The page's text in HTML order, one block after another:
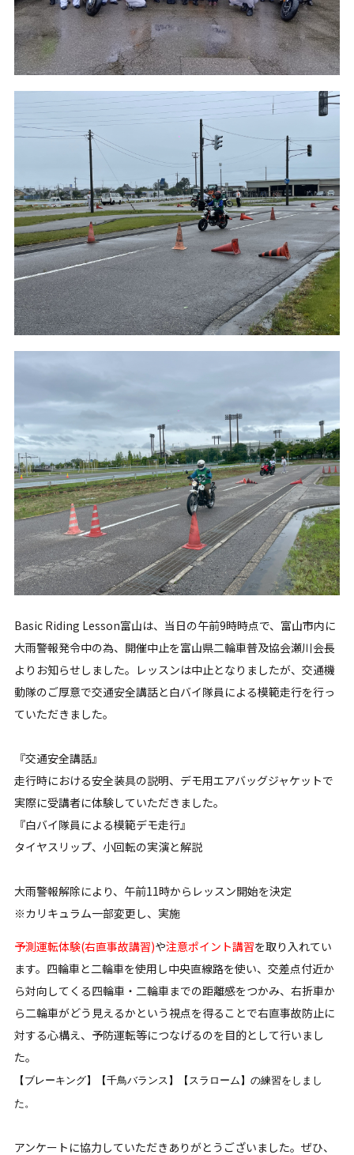
Basic Riding Lesson富山は、当日の午前9時時点で、富山市内に
大雨警報発令中の為、開催中止を富山県二輪車普及協会瀬川会長
よりお知らせしました。レッスンは中止となりましたが、交通機
動隊のご厚意で交通安全講話と白バイ隊員による模範走行を行っ
ていただきました。
『交通安全講話』
走行時における安全装具の説明、デモ用エアバッグジャケットで
実際に受講者に体験していただきました。
『白バイ隊員による模範デモ走行』
タイヤスリップ、小回転の実演と解説
大雨警報解除により、午前11時からレッスン開始を決定
※カリキュラム一部変更し、実施
予測運転体験(右直事故講習)や注意ポイント講習を取り入れてい
ます。四輪車と二輪車を使用し中央直線路を使い、交差点付近か
ら対向してくる四輪車・二輪車までの距離感をつかみ、右折車か
ら二輪車がどう見えるかという視点を得ることで右直事故防止に
対する心構え、予防運転等につなげるのを目的として行いまし
た。
【ブレーキング】【千鳥バランス】【スラローム】の練習をしまし
た。
アンケートに協力していただきありがとうございました。ぜひ、